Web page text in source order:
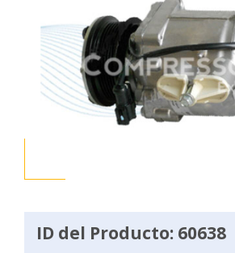
ID del Producto: 60638